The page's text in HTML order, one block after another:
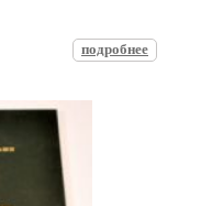
подробнее